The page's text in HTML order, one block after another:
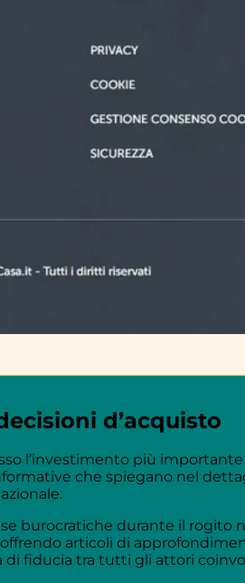
d’acquisto
l’investimento più
che spiegano nel
burocratiche durante il rogito
articoli di
fiducia tra tutti gli attori